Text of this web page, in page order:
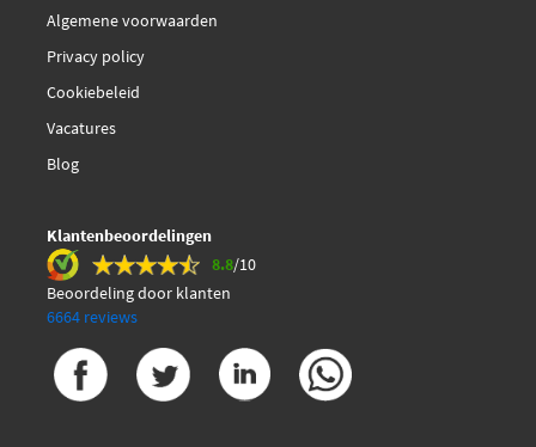
Ijs Group 93-1045
KM International FI0380
Lucas LD0039
Sasic 8300020
Triscan 8646 10205
Algemene voorwaarden
Privacy policy
Cookiebeleid
Vacatures
Blog
Klantenbeoordelingen
8.8/10
Beoordeling door klanten
6664 reviews